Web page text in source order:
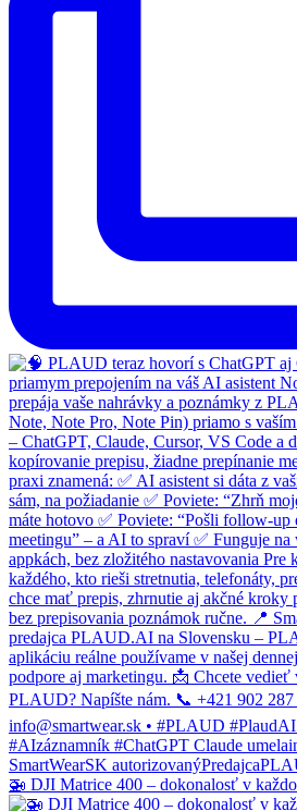
🚁 DJI Matrice 400 – dokonalosť v